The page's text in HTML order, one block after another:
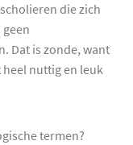
die zich
Dat is zonde, want
nuttig en leuk
termen?